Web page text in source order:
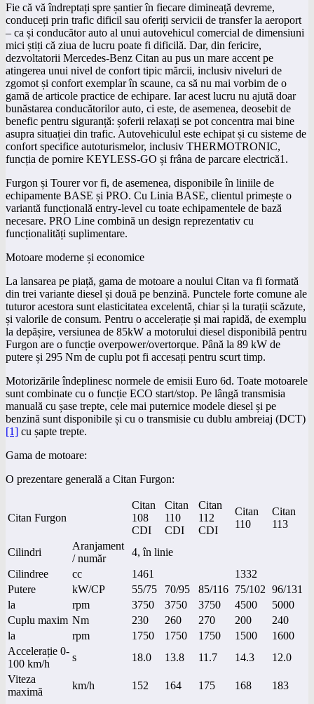
Fie că vă îndreptați spre șantier în fiecare dimineață devreme,
conduceți prin trafic dificil sau oferiți servicii de transfer la aeroport
– ca și conducător auto al unui autovehicul comercial de dimensiuni
mici știți că ziua de lucru poate fi dificilă. Dar, din fericire,
dezvoltatorii Mercedes-Benz Citan au pus un mare accent pe
atingerea unui nivel de confort tipic mărcii, inclusiv niveluri de
zgomot și confort exemplar în scaune, ca să nu mai vorbim de o
gamă de articole practice de echipare. Iar acest lucru nu ajută doar
bunăstarea conducătorilor auto, ci este, de asemenea, deosebit de
benefic pentru siguranță: șoferii relaxați se pot concentra mai bine
asupra situației din trafic. Autovehiculul este echipat și cu sisteme de
confort specifice autoturismelor, inclusiv THERMOTRONIC,
funcția de pornire KEYLESS-GO și frâna de parcare electrică1.
Furgon și Tourer vor fi, de asemenea, disponibile în liniile de
echipamente BASE și PRO. Cu Linia BASE, clientul primește o
variantă funcțională entry-level cu toate echipamentele de bază
necesare. PRO Line combină un design reprezentativ cu
funcționalități suplimentare.
Motoare moderne și economice
La lansarea pe piață, gama de motoare a noului Citan va fi formată
din trei variante diesel și două pe benzină. Punctele forte comune ale
tuturor acestora sunt elasticitatea excelentă, chiar și la turații scăzute,
și valorile de consum. Pentru o accelerație și mai rapidă, de exemplu
la depășire, versiunea de 85kW a motorului diesel disponibilă pentru
Furgon are o funcție overpower/overtorque. Până la 89 kW de
putere și 295 Nm de cuplu pot fi accesați pentru scurt timp.
Motorizările îndeplinesc normele de emisii Euro 6d. Toate motoarele
sunt combinate cu o funcție ECO start/stop. Pe lângă transmisia
manuală cu șase trepte, cele mai puternice modele diesel și pe
benzină sunt disponibile și cu o transmisie cu dublu ambreiaj (DCT)
[1] cu șapte trepte.
Gama de motoare:
O prezentare generală a Citan Furgon:
Citan Furgon
Citan
108
CDI
Citan
110
CDI
Citan
112
CDI
Citan
110
Citan
113
Cilindri
Aranjament
/ număr
4, în linie
Cilindree
cc 1461
1332
Putere
kW/CP 55/75 70/95 85/116 75/102 96/131
la
rpm 3750 3750 3750 4500
5000
Cuplu maxim Nm 230 260 270 200
240
la
rpm 1750 1750 1750 1500
1600
Accelerație 0-
100 km/h
s 18.0 13.8 11.7 14.3
12.0
Viteza
maximă
km/h 152 164 175 168 183